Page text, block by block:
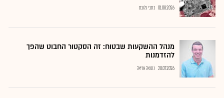
01.08.2026 כתבי גלובס
מנהל ההשקעות שבטוח: זה הסקטור החבוט שהפך
להזדמנות
28.07.2026 נתנאל אריאל